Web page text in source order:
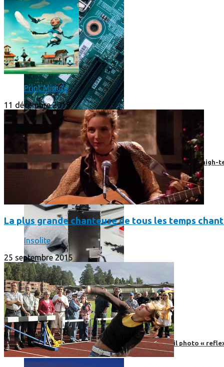
Prendre une extension de garantie pour vos appareils high-
Faut-il encore emmener son bon vieux appareil photo «
Print'Minute
11 décembre 2015
La plus grande chanteuse de tous les temps
Insolite
25 septembre 2015